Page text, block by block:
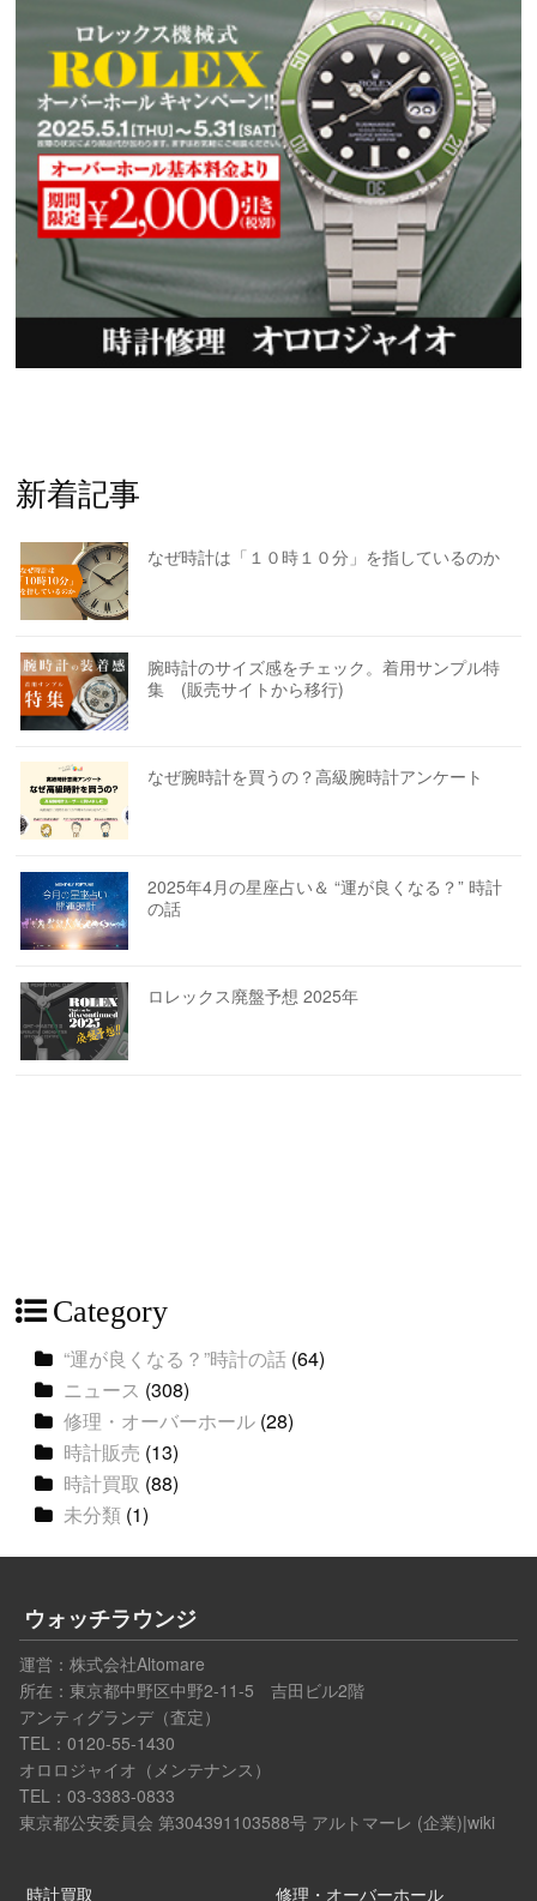
新着記事
なぜ時計は「１０時１０分」を指しているのか
腕時計のサイズ感をチェック。着用サンプル特
集 (販売サイトから移行)
なぜ腕時計を買うの？高級腕時計アンケート
2025年4月の星座占い＆ “運が良くなる？” 時計
の話
ロレックス廃盤予想 2025年
Category
“運が良くなる？”時計の話 (64)
ニュース (308)
修理・オーバーホール (28)
時計販売 (13)
時計買取 (88)
未分類 (1)
ウォッチラウンジ
運営： 株式会社Altomare
所在：東京都中野区中野2-11-5 吉田ビル2階
アンティグランデ（査定）
TEL：0120-55-1430
オロロジャイオ（メンテナンス）
TEL：03-3383-0833
東京都公安委員会 第304391103588号 アルトマーレ (企業)|wiki
時計買取 修理・オーバーホール